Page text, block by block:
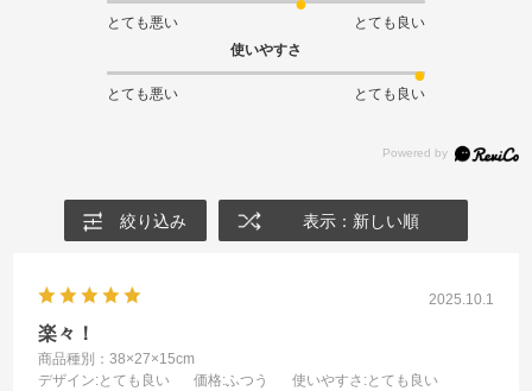
とても悪い
とても良い
使いやすさ
とても悪い とても良い
絞り込み 表示：新しい順
2025.10.1
楽々！
商品種別：38×27×15cm
デザイン:とても良い 価格:ふつう 使いやすさ :とても良い